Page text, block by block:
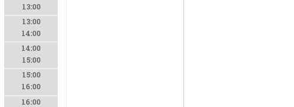
13:00
13:00
14:00
14:00
15:00
15:00
16:00
16:00